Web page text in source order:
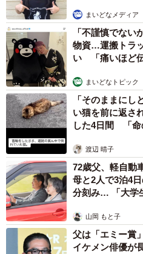
まいどなメディア
「不謹慎でない
物資…運搬トラ
い 「痛いほど
まいどなトピック
「そのままにし
い猫を前に返
した4日間 「命
渡辺 晴子
72歳父、軽自動
母と2人で3泊4
分刻み… 「大学
山岡 もと子
父は「エミー賞
イケメン俳優が